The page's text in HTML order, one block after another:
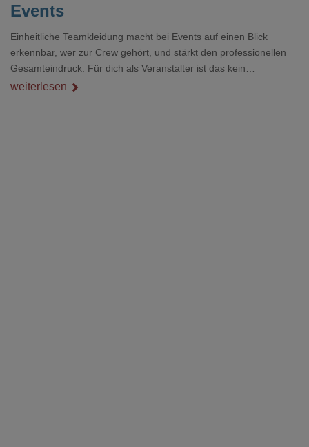
Events
Einheitliche Teamkleidung macht bei Events auf einen Blick
erkennbar, wer zur Crew gehört, und stärkt den professionellen
Gesamteindruck. Für dich als Veranstalter ist das kein
Nebenthema: Bei Textilien mit Stickerei oder mehreren
weiterlesen